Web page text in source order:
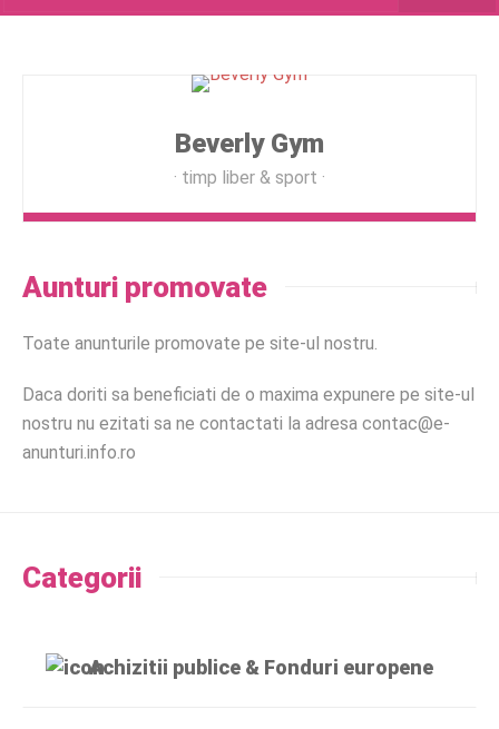
Beverly Gym
timp liber & sport
Aunturi promovate
Toate anunturile promovate pe site-ul nostru.
Daca doriti sa beneficiati de o maxima expunere pe site-ul
nostru nu ezitati sa ne contactati la adresa contac@e-
anunturi.info.ro
Categorii
Achizitii publice & Fonduri europene